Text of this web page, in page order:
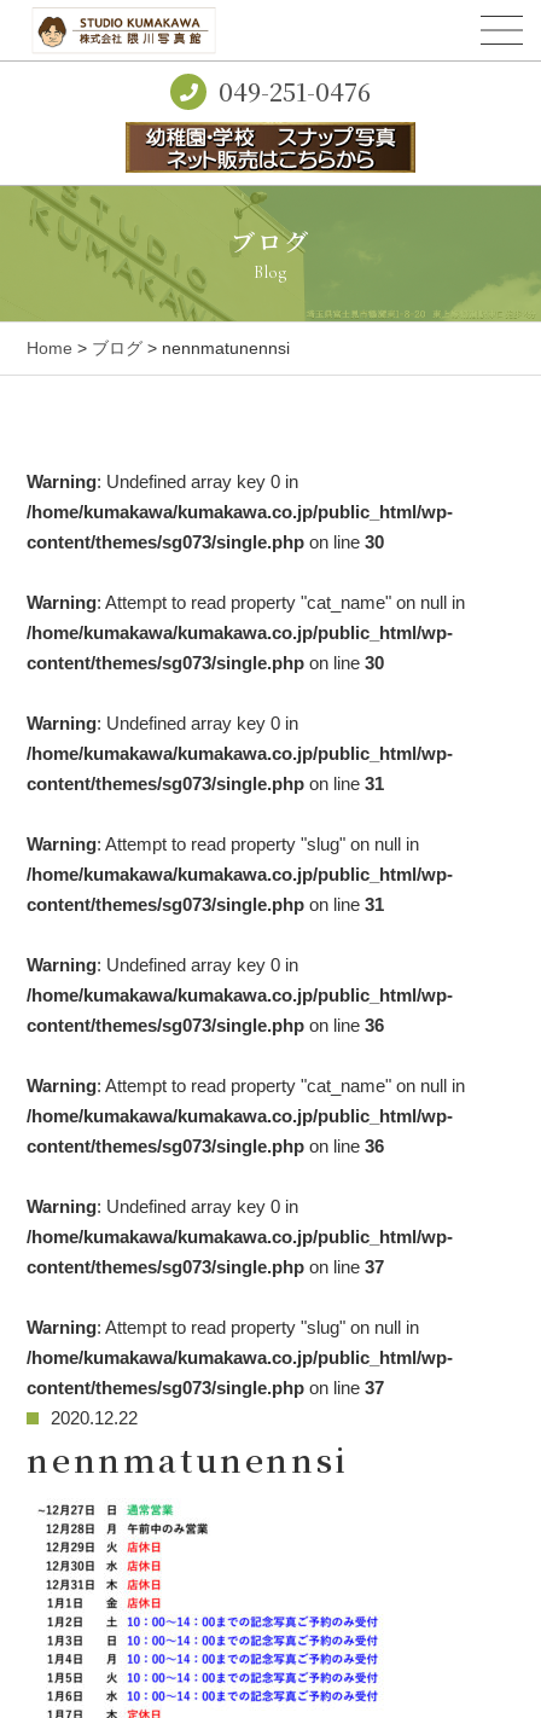
049-251-0476
ブログ
Blog
Home > ブログ > nennmatunennsi
Warning: Undefined array key 0 in
/home/kumakawa/kumakawa.co.jp/public_html/wp-
content/themes/sg073/single.php on line30
Warning: Attempt to read property "cat_name" on null in
/home/kumakawa/kumakawa.co.jp/public_html/wp-
content/themes/sg073/single.php on line30
Warning: Undefined array key 0 in
/home/kumakawa/kumakawa.co.jp/public_html/wp-
content/themes/sg073/single.php on line31
Warning: Attempt to read property "slug" on null in
/home/kumakawa/kumakawa.co.jp/public_html/wp-
content/themes/sg073/single.php on line31
Warning: Undefined array key 0 in
/home/kumakawa/kumakawa.co.jp/public_html/wp-
content/themes/sg073/single.php on line36
Warning: Attempt to read property "cat_name" on null in
/home/kumakawa/kumakawa.co.jp/public_html/wp-
content/themes/sg073/single.php on line36
Warning: Undefined array key 0 in
/home/kumakawa/kumakawa.co.jp/public_html/wp-
content/themes/sg073/single.php on line37
Warning: Attempt to read property "slug" on null in
/home/kumakawa/kumakawa.co.jp/public_html/wp-
content/themes/sg073/single.php on line37
2020.12.22
nennmatunennsi